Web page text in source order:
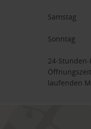
Samstag
Sonntag
24-Stunden-
laufenden